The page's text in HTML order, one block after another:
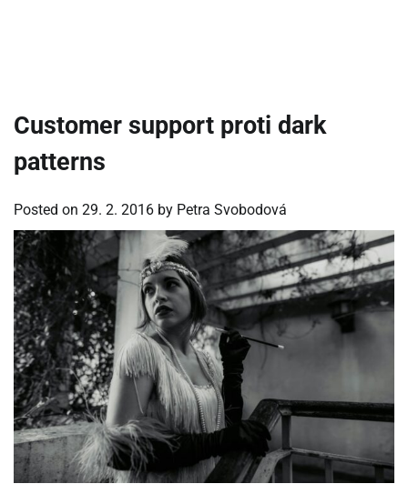
Customer support proti dark
patterns
Posted on 29. 2. 2016 by Petra Svobodová